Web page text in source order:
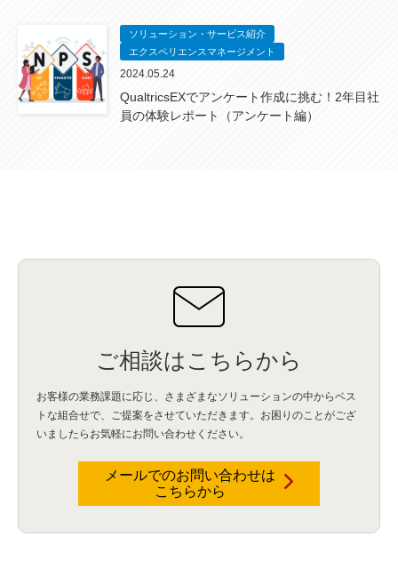
ソリューション・サービス紹介
エクスペリエンスマネージメント
2024.05.24
QualtricsEXでアンケート作成に挑む！2年目社
員の体験レポート（アンケート編）
ご相談はこちらから
お客様の業務課題に応じ、さまざまなソリューションの中からベス
トな組合せで、 ご提案をさせていただきます。お困りのことがござ
いましたらお気軽にお問い合わせください。
メールでのお問い合わせは
こちらから